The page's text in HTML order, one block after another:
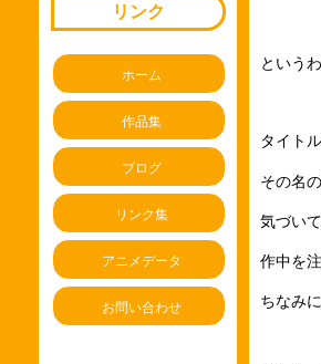
という
タイト
その名
気づい
作中を
ちなみ
リンク
ホーム
作品集
ブログ
リンク集
アニメデータ
お問い合わせ